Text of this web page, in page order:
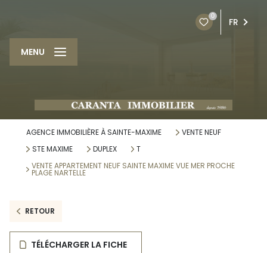
0
FR
MENU
AGENCE IMMOBILIÈRE À SAINTE-MAXIME
VENTE NEUF
STE MAXIME
DUPLEX
T
VENTE APPARTEMENT NEUF SAINTE MAXIME VUE MER PROCHE
PLAGE NARTELLE
RETOUR
TÉLÉCHARGER LA FICHE